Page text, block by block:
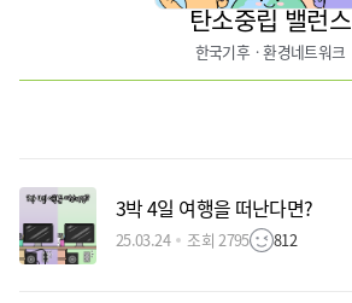
탄소중립 밸런스
한국기후ㆍ환경네트워크
3박 4일 여행을 떠난다면?
25.03.24 조회 2795 812